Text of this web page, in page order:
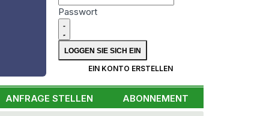
Passwort
EIN KONTO ERSTELLEN
ANFRAGE STELLEN ABONNEMENT